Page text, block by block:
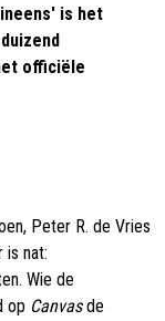
is het
officiële
Peter R. de Vries
is nat:
Wie de
op Canvasde